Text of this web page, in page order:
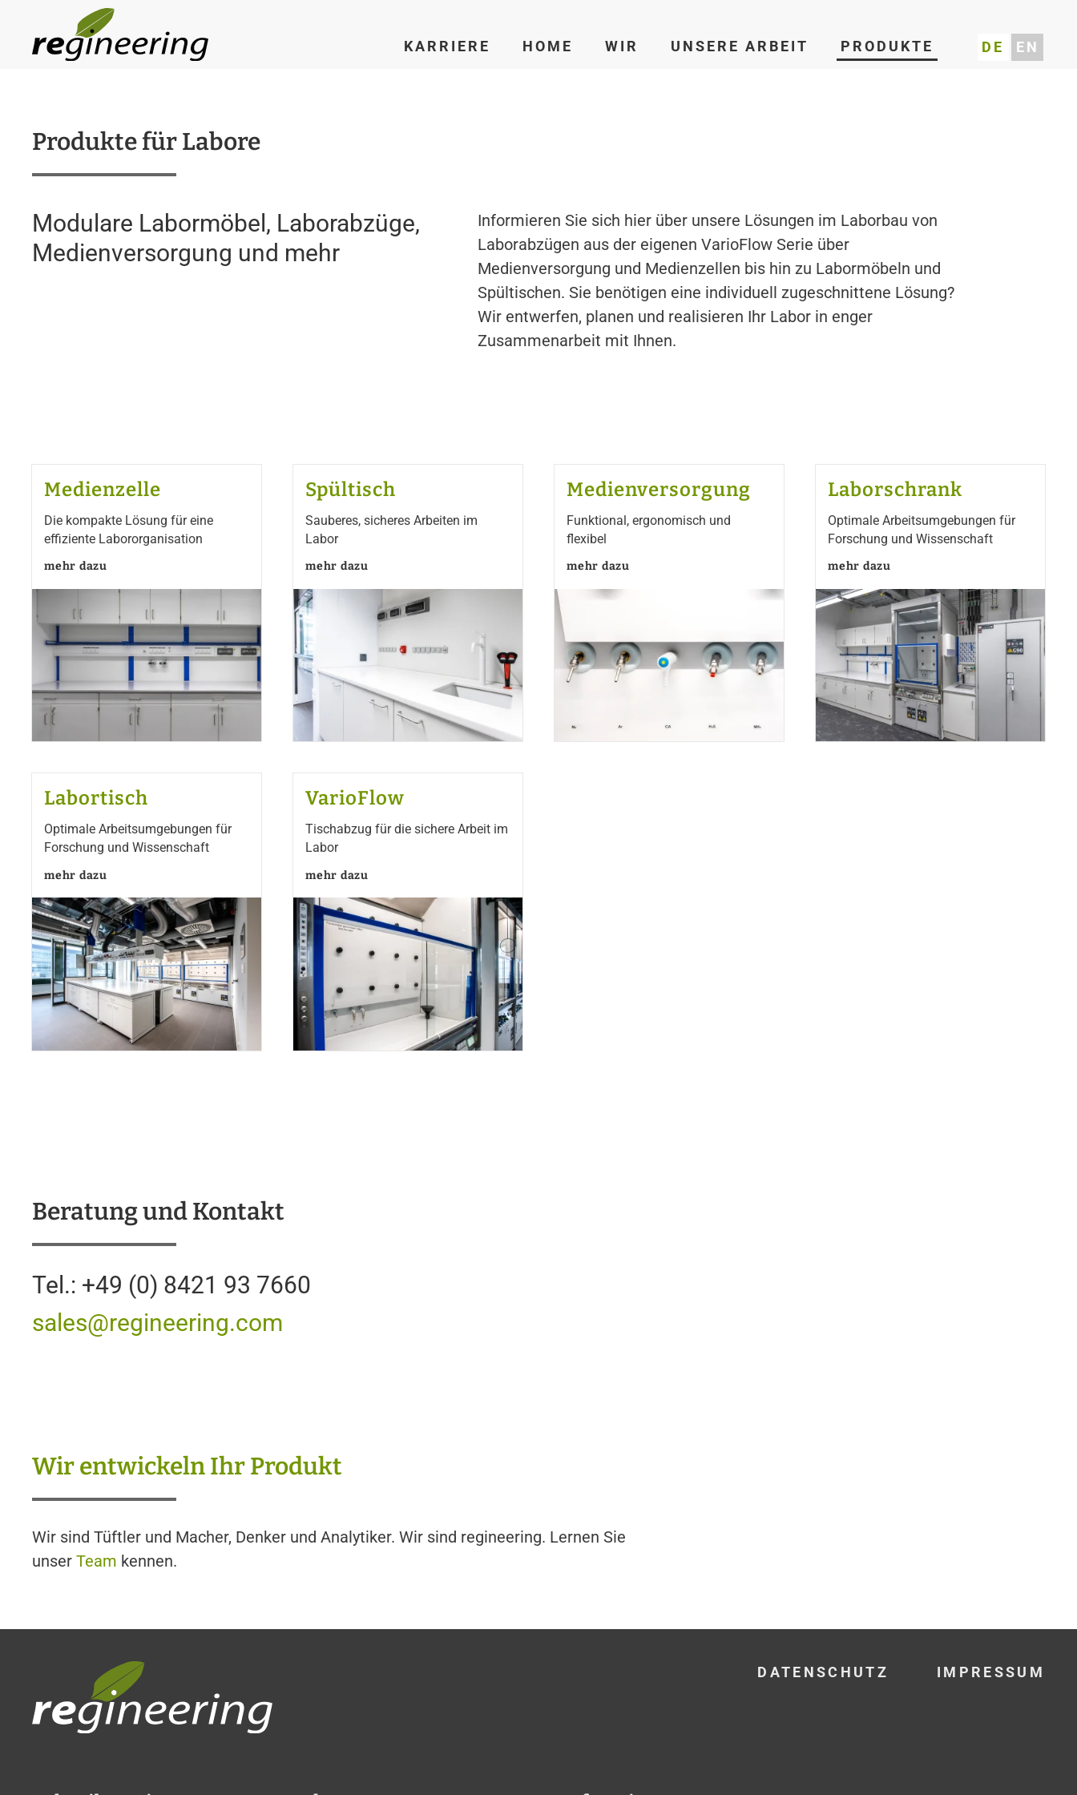
Skip to main content KARRIERE HOME WIR UNSERE ARBEIT PRODUKTE DE EN
Produkte für Labore
Modulare Labormöbel, Laborabzüge,
Medienversorgung und mehr
Informieren Sie sich hier über unsere Lösungen im Laborbau von
Laborabzügen aus der eigenen VarioFlow Serie über
Medienversorgung und Medienzellen bis hin zu Labormöbeln und
Spültischen. Sie benötigen eine individuell zugeschnittene Lösung?
Wir entwerfen, planen und realisieren Ihr Labor in enger
Zusammenarbeit mit Ihnen.
Medienzelle
Die kompakte Lösung für eine
effiziente Labororganisation
mehr dazu
Spültisch
Sauberes, sicheres Arbeiten im
Labor
mehr dazu
Medienversorgung
Funktional, ergonomisch und
flexibel
mehr dazu
Laborschrank
Optimale Arbeitsumgebungen für
Forschung und Wissenschaft
mehr dazu
Labortisch
Optimale Arbeitsumgebungen für
Forschung und Wissenschaft
mehr dazu
VarioFlow
Tischabzug für die sichere Arbeit im
Labor
mehr dazu
Beratung und Kontakt
Tel.: +49 (0) 8421 93 7660
sales@regineering.com
Wir entwickeln Ihr Produkt
Wir sind Tüftler und Macher, Denker und Analytiker. Wir sind regineering. Lernen Sie
unser Team kennen.
DATENSCHUTZ IMPRESSUM